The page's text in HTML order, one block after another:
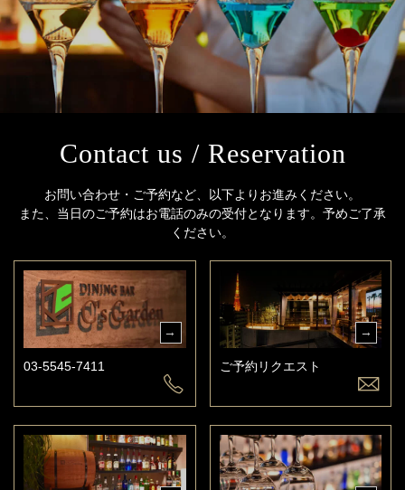
Contact us / Reservation
お問い合わせ・ご予約など、以下よりお進みください。
また、当日のご予約はお電話のみの受付となります。予めご了承
ください。
03-5545-7411 ご予約リクエスト